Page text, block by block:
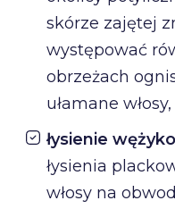
skórze zajętej
występować
obrzeżach
ułamane włosy,
łysienie
łysienia
włosy na